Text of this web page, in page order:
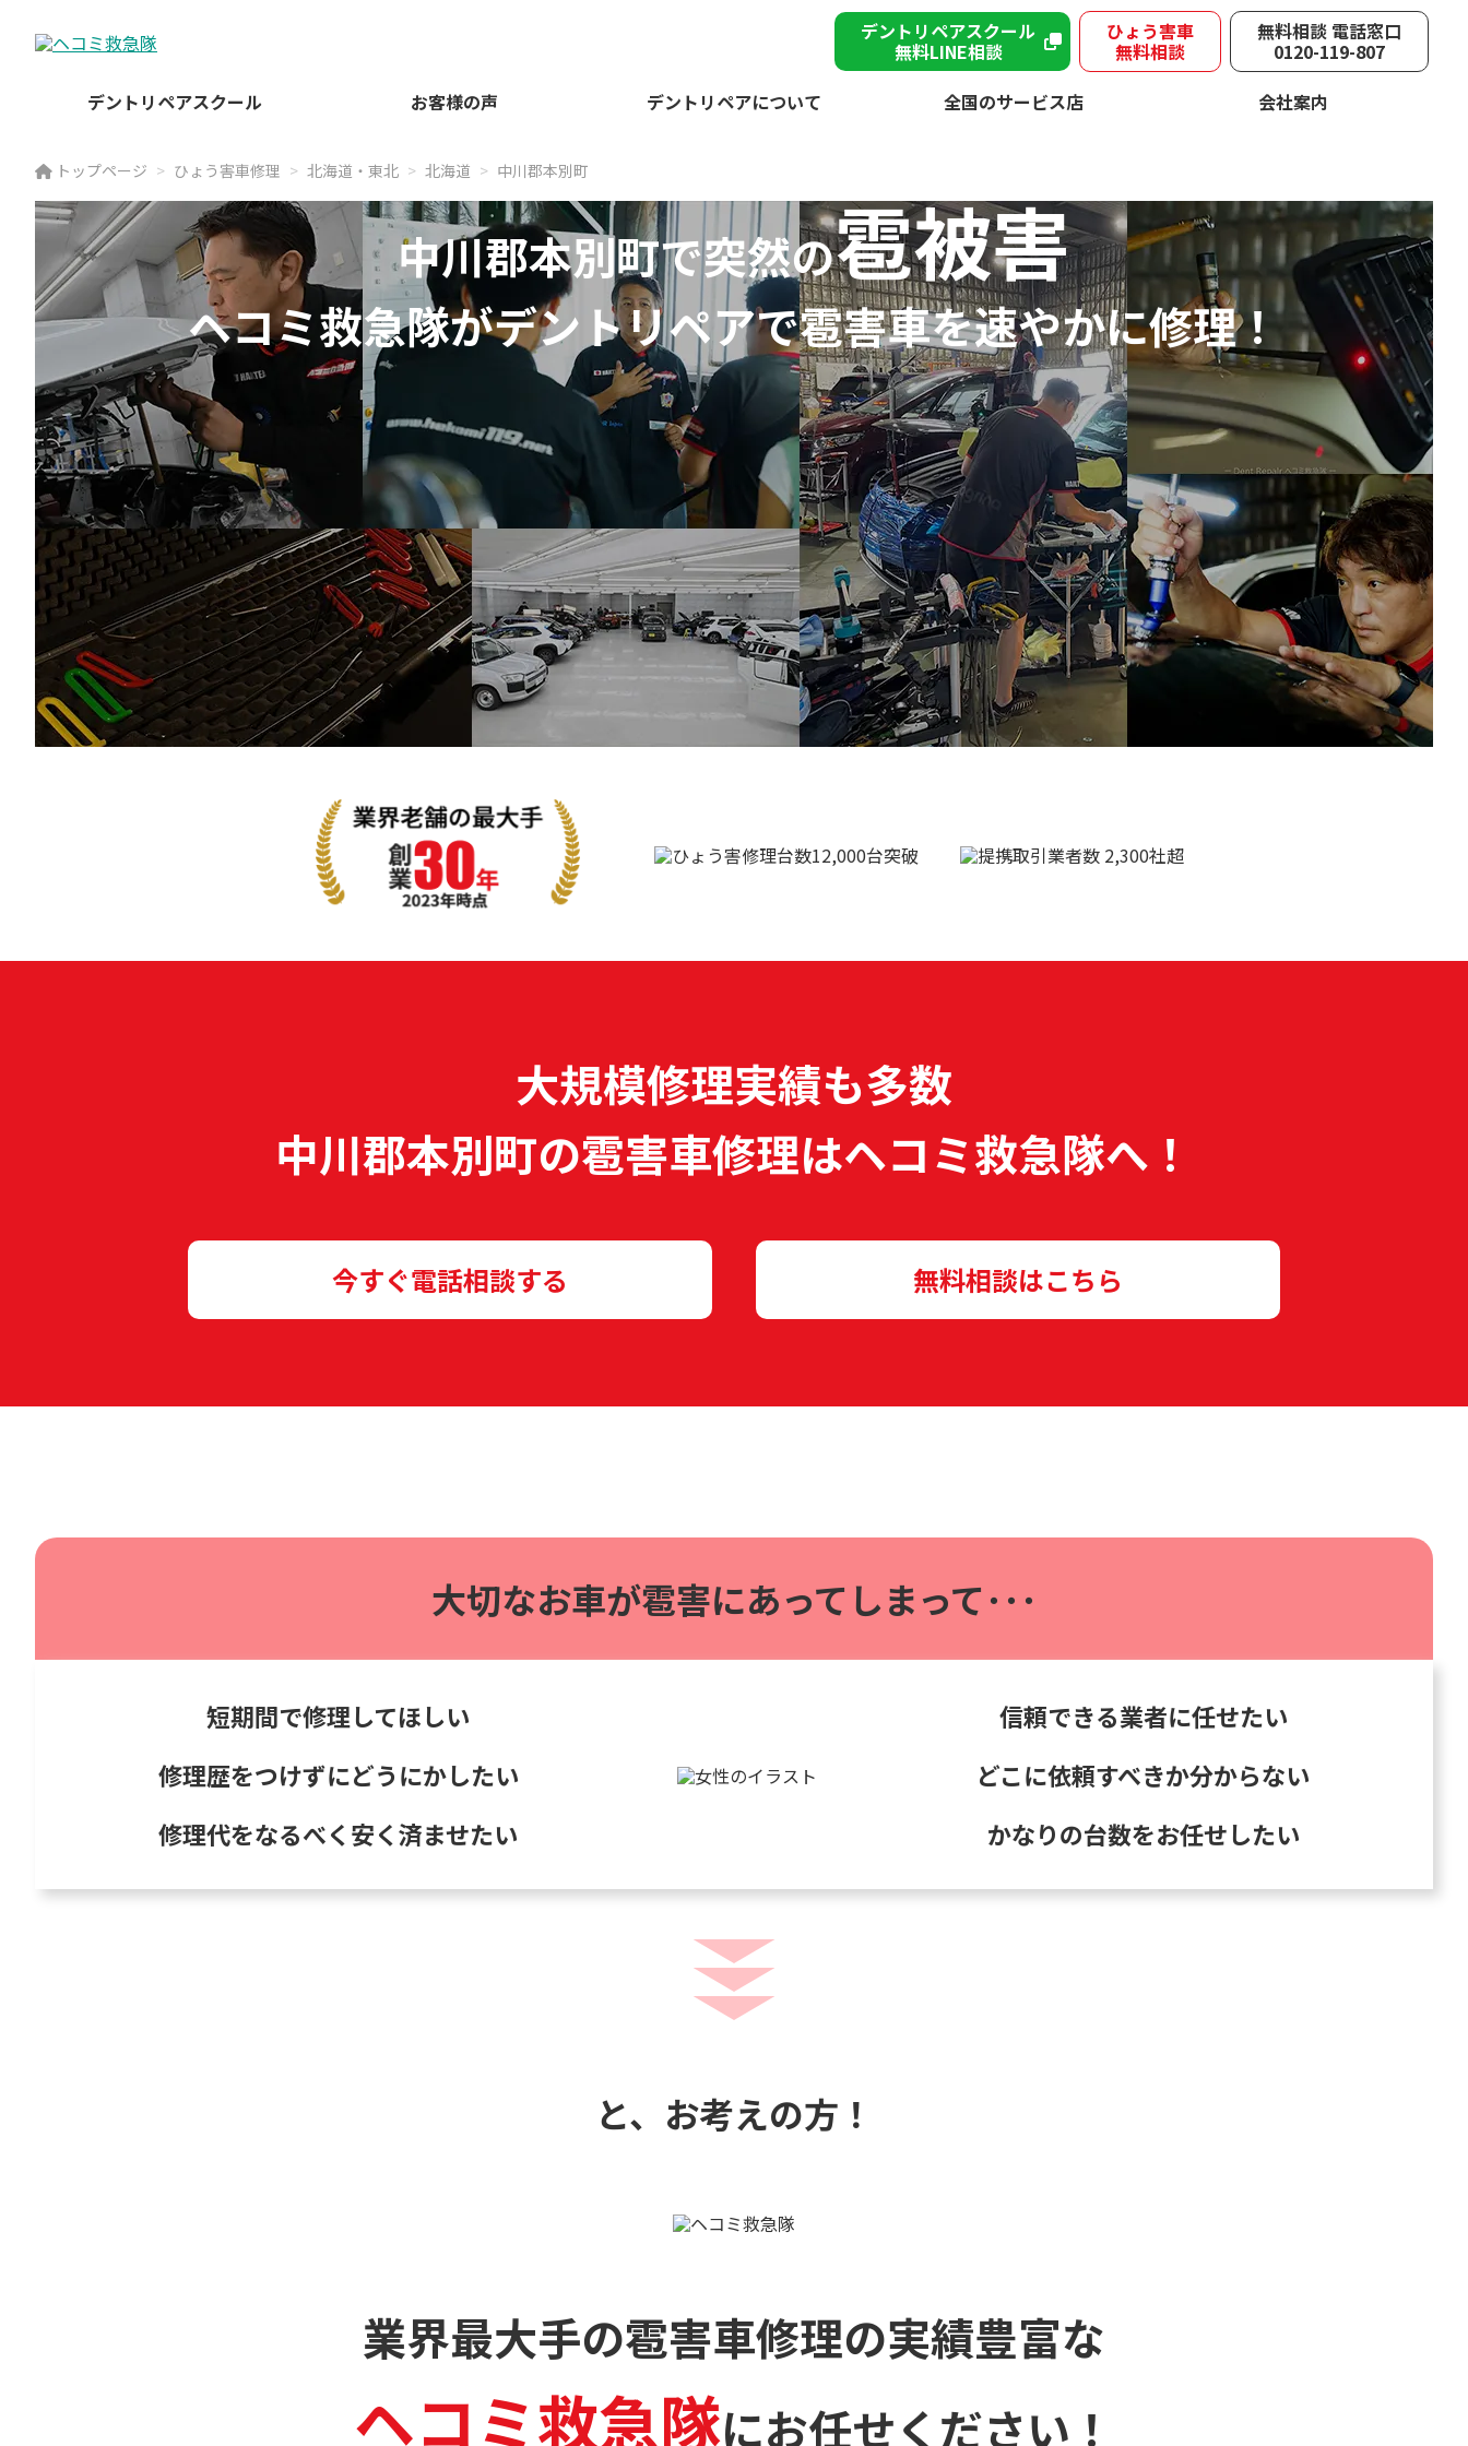
デントリペアスクール
無料LINE相談
ひょう害車
無料相談
無料相談 電話窓口
0120-119-807
デントリペアスクール
お客様の声 デントリペアについて 全国のサービス店 会社案内
トップページ ひょう害車修理 北海道・東北 北海道 中川郡本別町
中川郡本別町で突然の雹被害
ヘコミ救急隊がデントリペアで雹害車を速やかに修理！
大規模修理実績も多数
中川郡本別町の雹害車修理はヘコミ救急隊へ！
今すぐ電話相談する 無料相談はこちら
大切なお車が雹害にあってしまって･･･
短期間で修理してほしい
修理歴をつけずにどうにかしたい
修理代をなるべく安く済ませたい
信頼できる業者に任せたい
どこに依頼すべきか分からない
かなりの台数をお任せしたい
と、お考えの方！
業界最大手の雹害車修理の実績豊富な
ヘコミ救急隊にお任せください！